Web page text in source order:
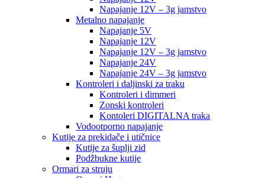
Napajanje 12V – 3g jamstvo
Metalno napajanje
Napajanje 5V
Napajanje 12V
Napajanje 12V – 3g jamstvo
Napajanje 24V
Napajanje 24V – 3g jamstvo
Kontroleri i daljinski za traku
Kontroleri i dimmeri
Zonski kontroleri
Kontoleri DIGITALNA traka
Vodootporno napajanje
Kutije za prekidače i utičnice
Kutije za šuplji zid
Podžbukne kutije
Ormari za struju